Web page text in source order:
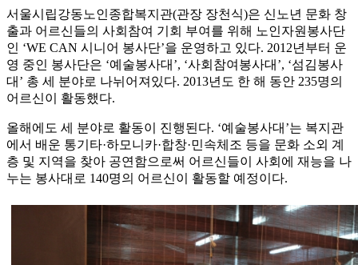
서울시립강동노인종합복지관(관장 장천식)은 신노년 문화 창
출과 어르신들의 사회참여 기회 부여를 위해 노인자원봉사단
인 ‘WE CAN 시니어 봉사단’을 운영하고 있다. 2012년부터 운
영 중인 봉사단은 ‘예술봉사대’, ‘사회참여봉사대’, ‘섬김봉사
대’ 총 세 분야로 나뉘어져있다. 2013년도 한 해 동안 235명의
어르신이 활동했다.
올해에도 세 분야로 활동이 진행된다. ‘예술봉사대’는 복지관
에서 배운 통기타·하모니카·합창·민속체조 등을 문화 소외 계
층 및 지역을 찾아 공연함으로써 어르신들이 사회에 재능을 나
누는 봉사대로 140명의 어르신이 활동할 예정이다.